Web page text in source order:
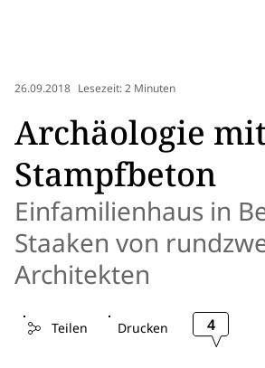
26.09.2018 Lesezeit: 2 Minuten
Archäologie
Stampfbeton
Einfamilienhaus in
Staaken von
Architekten
Teilen Drucken 4